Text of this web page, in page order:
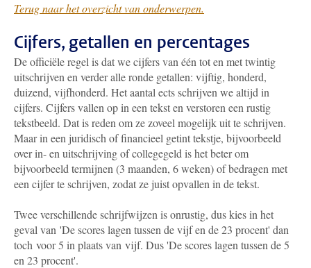
Terug naar het overzicht van onderwerpen.
Cijfers, getallen en percentages
De officiële regel is dat we cijfers van één tot en met twintig
uitschrijven en verder alle ronde getallen: vijftig, honderd,
duizend, vijfhonderd. Het aantal ects schrijven we altijd in
cijfers. Cijfers vallen op in een tekst en verstoren een rustig
tekstbeeld. Dat is reden om ze zoveel mogelijk uit te schrijven.
Maar in een juridisch of financieel getint tekstje, bijvoorbeeld
over in- en uitschrijving of collegegeld is het beter om
bijvoorbeeld termijnen (3 maanden, 6 weken) of bedragen met
een cijfer te schrijven, zodat ze juist opvallen in de tekst.
Twee verschillende schrijfwijzen is onrustig, dus kies in het
geval van 'De scores lagen tussen de vijf en de 23 procent' dan
toch voor 5 in plaats van vijf. Dus 'De scores lagen tussen de 5
en 23 procent'.